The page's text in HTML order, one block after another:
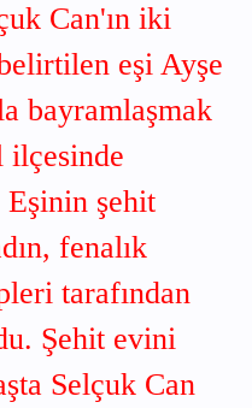
Can'ın iki
eşi Ayşe
bayramlaşmak
ilçesinde
şehit
fenalık
tarafından
Şehit evini
Selçuk Can